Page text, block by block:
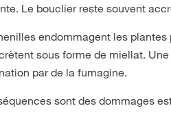
Le bouclier reste souvent
endommagent les
sous forme de miellat.
par de la fumagine.
sont des dommages